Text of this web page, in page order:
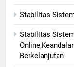
Stabilitas
Stabilitas
Berkelanjutan